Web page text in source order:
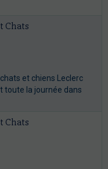
Chats
et chiens Leclerc
toute la journée dans
Chats